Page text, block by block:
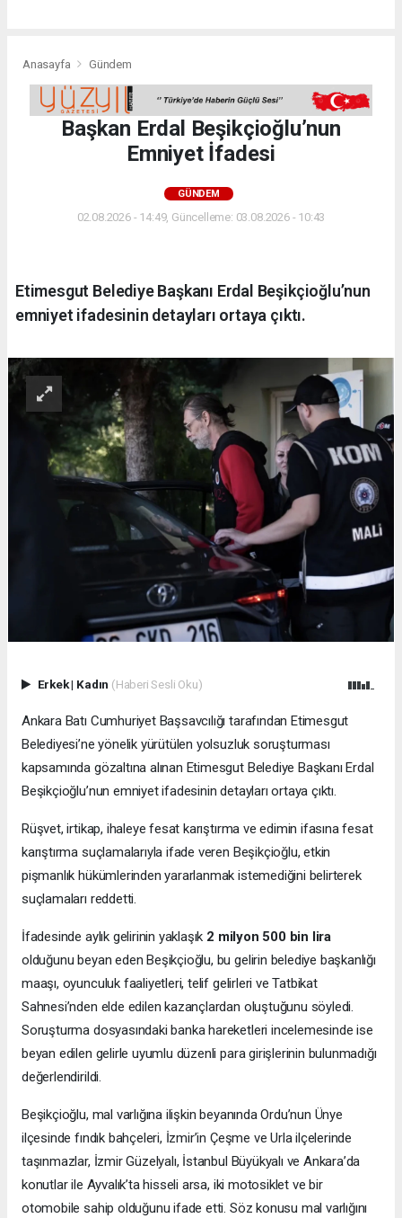
Anasayfa Gündem
Başkan Erdal Beşikçioğlu’nun
Emniyet İfadesi
GÜNDEM
02.08.2026 - 14:49, Güncelleme: 03.08.2026 - 10:43
Etimesgut Belediye Başkanı Erdal Beşikçioğlu’nun
emniyet ifadesinin detayları ortaya çıktı.
Erkek| Kadın (Haberi Sesli Oku)
Ankara Batı Cumhuriyet Başsavcılığı tarafından Etimesgut
Belediyesi’ne yönelik yürütülen yolsuzluk soruşturması
kapsamında gözaltına alınan Etimesgut Belediye Başkanı Erdal
Beşikçioğlu’nun emniyet ifadesinin detayları ortaya çıktı.
Rüşvet, irtikap, ihaleye fesat karıştırma ve edimin ifasına fesat
karıştırma suçlamalarıyla ifade veren Beşikçioğlu, etkin
pişmanlık hükümlerinden yararlanmak istemediğini belirterek
suçlamaları reddetti.
İfadesinde aylık gelirinin yaklaşık 2 milyon 500 bin lira
olduğunu beyan eden Beşikçioğlu, bu gelirin belediye başkanlığı
maaşı, oyunculuk faaliyetleri, telif gelirleri ve Tatbikat
Sahnesi’nden elde edilen kazançlardan oluştuğunu söyledi.
Soruşturma dosyasındaki banka hareketleri incelemesinde ise
beyan edilen gelirle uyumlu düzenli para girişlerinin bulunmadığı
değerlendirildi.
Beşikçioğlu, mal varlığına ilişkin beyanında Ordu’nun Ünye
ilçesinde fındık bahçeleri, İzmir’in Çeşme ve Urla ilçelerinde
taşınmazlar, İzmir Güzelyalı, İstanbul Büyükyalı ve Ankara’da
konutlar ile Ayvalık’ta hisseli arsa, iki motosiklet ve bir
otomobile sahip olduğunu ifade etti. Söz konusu mal varlığını